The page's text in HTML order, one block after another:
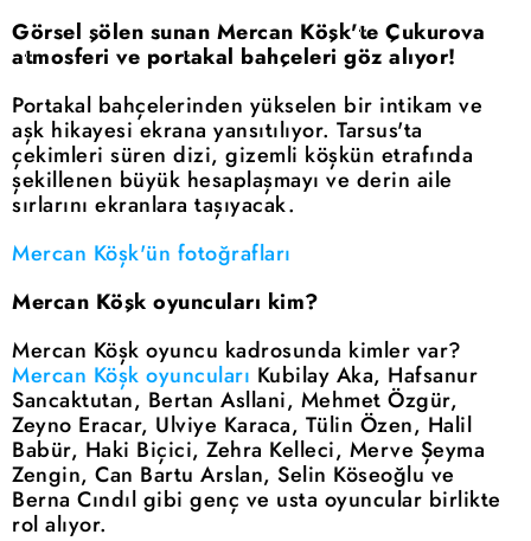
Görsel şölen sunan Mercan Köşk'te Çukurova
atmosferi ve portakal bahçeleri göz alıyor!
Portakal bahçelerinden yükselen bir intikam ve
aşk hikayesi ekrana yansıtılıyor. Tarsus'ta
çekimleri süren dizi, gizemli köşkün etrafında
şekillenen büyük hesaplaşmayı ve derin aile
sırlarını ekranlara taşıyacak.
Mercan Köşk'ün fotoğrafları
Mercan Köşk oyuncuları kim?
Mercan Köşk oyuncu kadrosunda kimler var?
Mercan Köşk oyuncuları Kubilay Aka, Hafsanur
Sancaktutan, Bertan Asllani, Mehmet Özgür,
Zeyno Eracar, Ulviye Karaca, Tülin Özen, Halil
Babür, Haki Biçici, Zehra Kelleci, Merve Şeyma
Zengin, Can Bartu Arslan, Selin Köseoğlu ve
Berna Cındıl gibi genç ve usta oyuncular birlikte
rol alıyor.